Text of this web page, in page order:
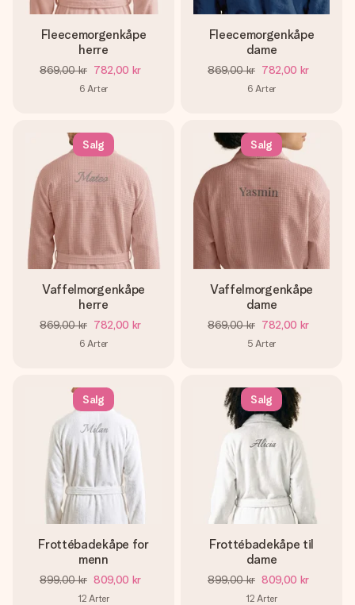
Fleecemorgenkåpe
herre
869,00 kr 782,00 kr
6 Arter
Fleecemorgenkåpe
dame
869,00 kr 782,00 kr
6 Arter
Salg
Vaffelmorgenkåpe
herre
869,00 kr 782,00 kr
6 Arter
Salg
Vaffelmorgenkåpe
dame
869,00 kr 782,00 kr
5 Arter
Salg
Frottébadekåpe for
menn
899,00 kr 809,00 kr
12 Arter
Salg
Frottébadekåpe til
dame
899,00 kr 809,00 kr
12 Arter